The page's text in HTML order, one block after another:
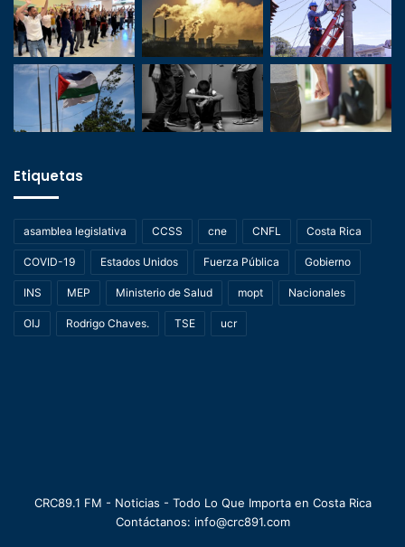
Etiquetas
asamblea legislativa CCSS cne CNFL Costa Rica
COVID-19 Estados Unidos Fuerza Pública Gobierno
INS MEP Ministerio de Salud mopt Nacionales
OIJ Rodrigo Chaves. TSE ucr
CRC89.1 FM - Noticias - Todo Lo Que Importa en Costa Rica
Contáctanos: info@crc891.com